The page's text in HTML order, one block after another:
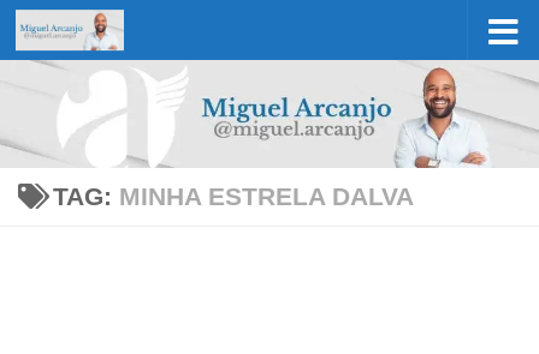
Skip to content
TAG: MINHA ESTRELA DALVA